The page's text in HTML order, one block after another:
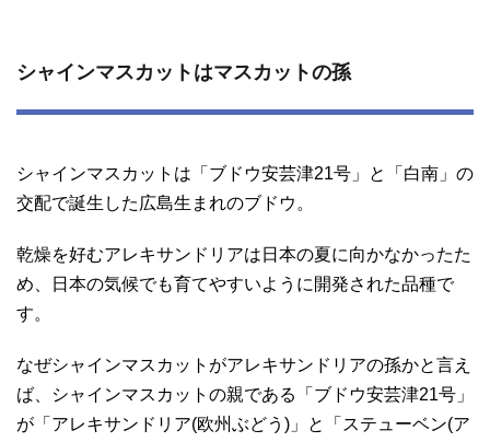
シャインマスカットはマスカットの孫
シャインマスカットは「ブドウ安芸津21号」と「白南」の
交配で誕生した広島生まれのブドウ。
乾燥を好むアレキサンドリアは日本の夏に向かなかったた
め、日本の気候でも育てやすいように開発された品種で
す。
なぜシャインマスカットがアレキサンドリアの孫かと言え
ば、シャインマスカットの親である「ブドウ安芸津21号」
が「アレキサンドリア(欧州ぶどう)」と「ステューベン(ア